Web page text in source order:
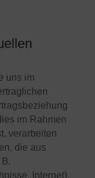
uns im
im Rahmen
verarbeiten
die aus
Internet)